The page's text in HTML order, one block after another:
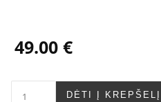
49.00 €
DĖTI Į KREPŠELĮ